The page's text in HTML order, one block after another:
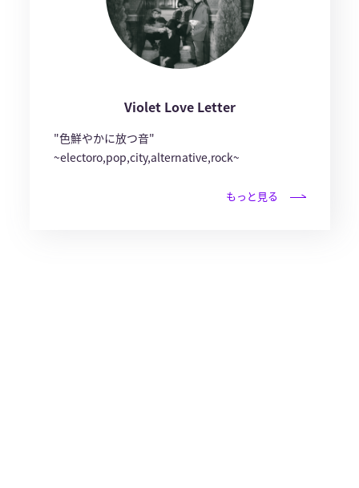
Violet Love Letter
"色鮮やかに放つ音"
~electoro,pop,city,alternative,rock~
もっと見る